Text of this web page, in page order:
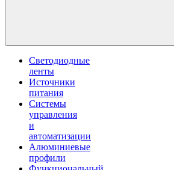
Светодиодные
ленты
Источники
питания
Системы
управления
и
автоматизации
Алюминиевые
профили